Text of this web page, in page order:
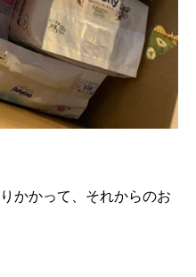
かかって、それからのお